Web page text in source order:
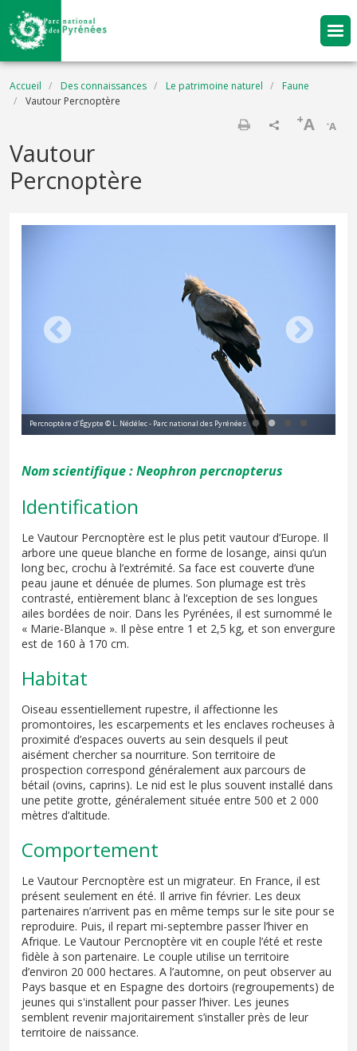
Aller au contenu principal
Fil d'Ariane
Accueil Des connaissances Le patrimoine naturel
Faune
Vautour Percnoptère
-A
+A
Vautour
Percnoptère
Percnoptère d’Égypte © L. Nédélec - Parc national des Pyrénées
Nom scientifique :Neophron percnopterus
Identification
Le Vautour Percnoptère est le plus petit vautour d’Europe. Il
arbore une queue blanche en forme de losange, ainsi qu’un
long bec, crochu à l’extrémité. Sa face est couverte d’une
peau jaune et dénuée de plumes. Son plumage est très
contrasté, entièrement blanc à l’exception de ses longues
ailes bordées de noir. Dans les Pyrénées, il est surnommé le
« Marie-Blanque ». Il pèse entre 1 et 2,5 kg, et son envergure
est de 160 à 170 cm.
Habitat
Oiseau essentiellement rupestre, il affectionne les
promontoires, les escarpements et les enclaves rocheuses à
proximité d’espaces ouverts au sein desquels il peut
aisément chercher sa nourriture. Son territoire de
prospection correspond généralement aux parcours de
bétail (ovins, caprins). Le nid est le plus souvent installé dans
une petite grotte, généralement située entre 500 et 2 000
mètres d’altitude.
Comportement
Le Vautour Percnoptère est un migrateur. En France, il est
présent seulement en été. Il arrive fin février. Les deux
partenaires n’arrivent pas en même temps sur le site pour se
reproduire. Puis, il repart mi-septembre passer l’hiver en
Afrique. Le Vautour Percnoptère vit en couple l’été et reste
fidèle à son partenaire. Le couple utilise un territoire
d’environ 20 000 hectares. A l’automne, on peut observer au
Pays basque et en Espagne des dortoirs (regroupements) de
jeunes qui s'installent pour passer l’hiver. Les jeunes
semblent revenir majoritairement s’installer près de leur
territoire de naissance.